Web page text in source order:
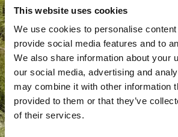
This website uses cookies
We use cookies to personalise
provide social media features and to
We also share information about your
our social media, advertising and
may combine it with other information
provided to them or that they’ve
of their services.